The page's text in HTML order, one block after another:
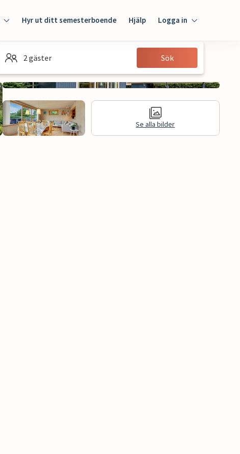
Hyr ut ditt semesterboende Hjälp Logga in
Gäst
2 gäster Sök
Se alla bilder